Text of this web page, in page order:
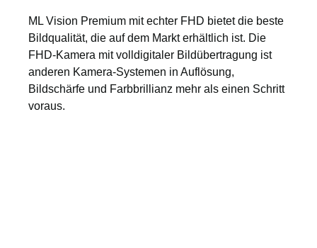
ML Vision Premium mit echter FHD bietet die beste
Bildqualität, die auf dem Markt erhältlich ist. Die
FHD-Kamera mit volldigitaler Bildübertragung ist
anderen Kamera-Systemen in Auflösung,
Bildschärfe und Farbbrillianz mehr als einen Schritt
voraus.